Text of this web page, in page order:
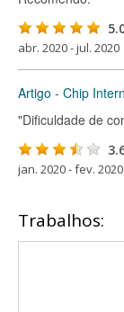
abr. 2020 - jul. 2020
Artigo - Chip
"Dificuldade de
jan. 2020 - fev. 2020
Trabalhos: